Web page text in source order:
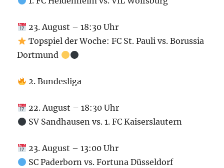
23. August – 18:30 Uhr
Topspiel der Woche: FC St. Pauli vs. Borussia
Dortmund
2. Bundesliga
22. August – 18:30 Uhr
SV Sandhausen vs. 1. FC Kaiserslautern
23. August – 13:00 Uhr
SC Paderborn vs. Fortuna Düsseldorf